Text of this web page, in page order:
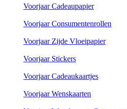
Voorjaar Cadeaupapier
Voorjaar Consumentenrollen
Voorjaar Zijde Vloeipapier
Voorjaar Stickers
Voorjaar Cadeaukaartjes
Voorjaar Wenskaarten